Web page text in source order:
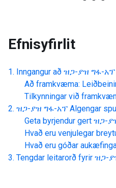
Efnisyfirlit
Inngangur að ዝጋ-ያዝ ግፋ-አፕ
Að framkvæma:
Tilkynningar við
ዝጋ-ያዝ ግፋ-አፕ Algengar
Geta byrjendur gert ዝጋ-
Hvað eru venjulegar
Hvað eru góðar
Tengdar leitarorð fyrir ዝጋ-